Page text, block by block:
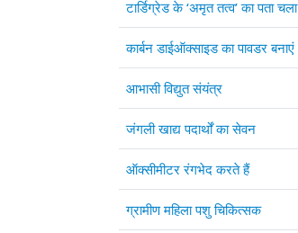
टार्डिग्रेड के ‘अमृत तत्व’ का पता चला
कार्बन डाईऑक्साइड का पावडर बनाएं
आभासी विद्युत संयंत्र
जंगली खाद्य पदार्थों का सेवन
ऑक्सीमीटर रंगभेद करते हैं
ग्रामीण महिला पशु चिकित्सक